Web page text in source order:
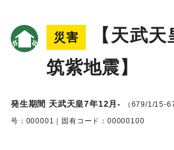
災害
【天武
筑紫地震】
発生期間 天武天皇7年12月- （679/1/15-
号：000001｜固有コード：00000100